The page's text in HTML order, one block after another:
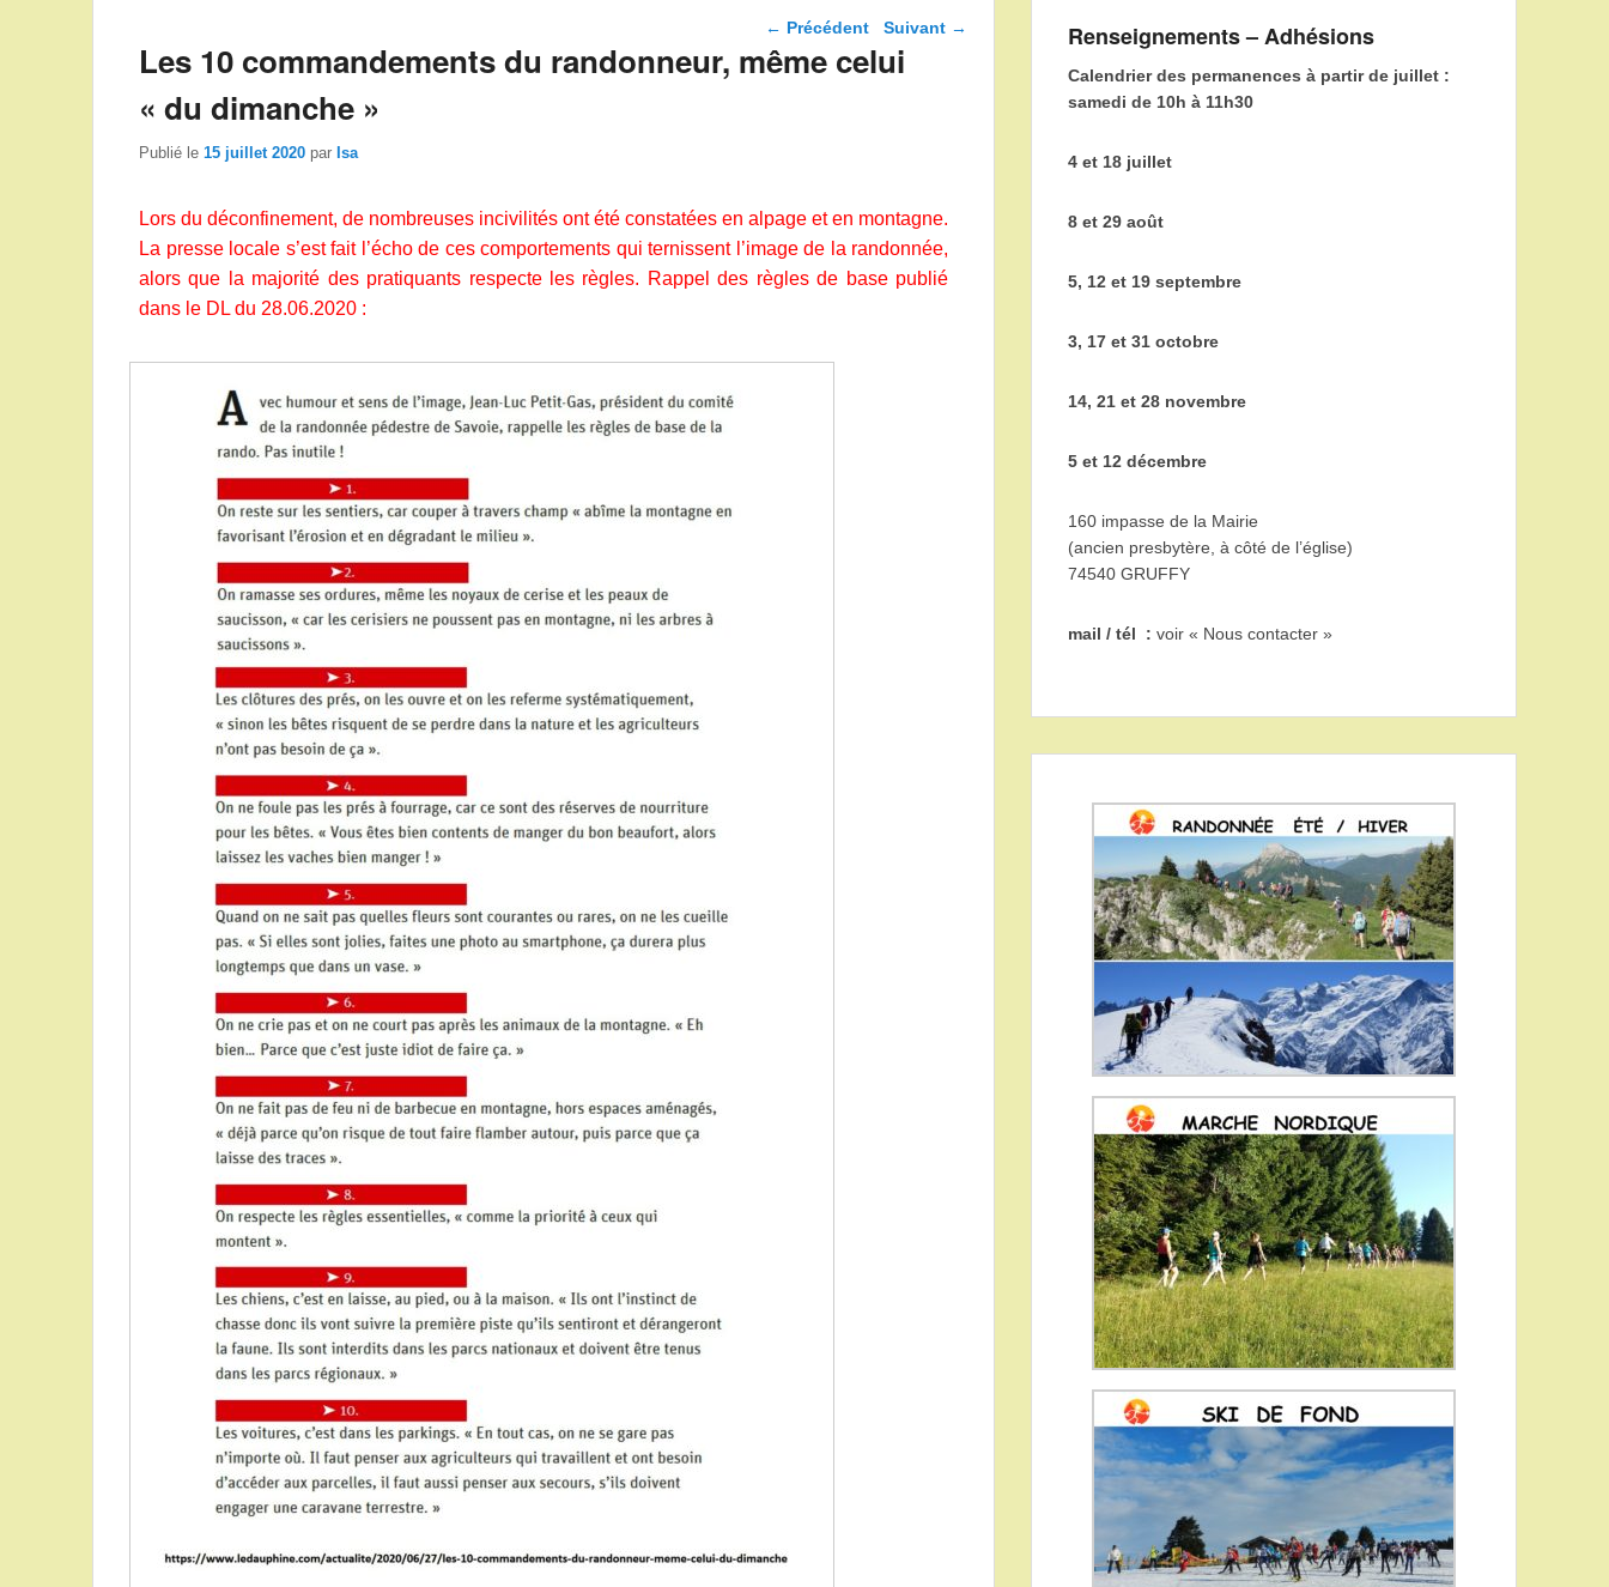
Navigation dans les
← Précédent Suivant →
Les 10 commandements du randonneur, même celui
« du dimanche »
Publié le 15 juillet 2020 par Isa
Lors du déconfinement, de nombreuses incivilités ont été constatées en alpage et en montagne.
La presse locale s’est fait l’écho de ces comportements qui ternissent l’image de la randonnée,
alors que la majorité des pratiquants respecte les règles. Rappel des règles de base publié
dans le DL du 28.06.2020 :
Renseignements – Adhésions
Calendrier des permanences à partir de juillet :
samedi de 10h à 11h30
4 et 18 juillet
8 et 29 août
5, 12 et 19 septembre
3, 17 et 31 octobre
14, 21 et 28 novembre
5 et 12 décembre
160 impasse de la Mairie
(ancien presbytère, à côté de l’église)
74540 GRUFFY
mail / tél : voir « Nous contacter »